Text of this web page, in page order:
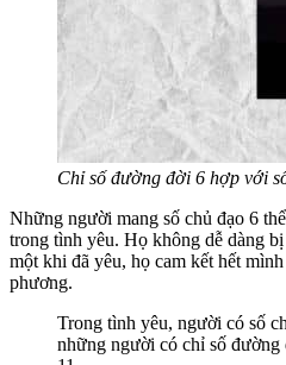
Chỉ số đường đời 6 hợp với
Những người mang số chủ đạo 6
trong tình yêu. Họ không dễ dàng
một khi đã yêu, họ cam kết hết
phương.
Trong tình yêu, người có số
những người có chỉ số đường